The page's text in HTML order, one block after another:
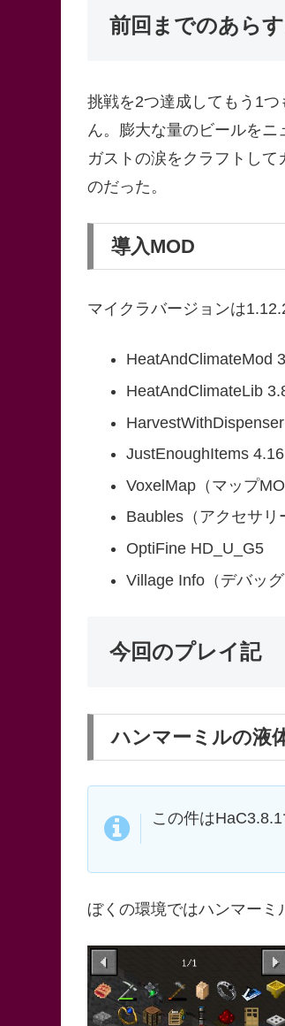
前回までのあら
挑戦を2つ達成してもう1
ん。膨大な量のビールをニ
ガストの涙をクラフトし
のだった。
導入MOD
マイクラバージョンは
HeatAndClimateMod
HeatAndClimateLib
JustEnoughItems
VoxelMap（マップ
Baubles（アクセサリ
OptiFine HD_U_G5
Village Info（デバッ
今回のプレイ記
ハンマーミルの液
この件はHaC3.8.1
ぼくの環境ではハンマーミ